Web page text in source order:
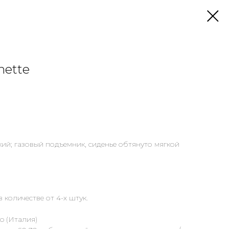
газовый подъемник, сиденье обтянуто мягкой
количестве от 4-х штук.
(Италия)